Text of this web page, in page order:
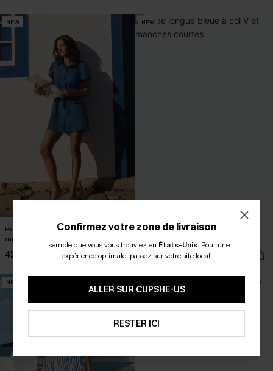
NEW
Robe courte bleue à col chemise et
manches courtes
43,00 €
NEW
Robe longue bleue à col V et
43,00 €
NEW
Confirmez votre zone de livraison
Il semble que vous vous trouviez en États-Unis. Pour une
expérience optimale, passez sur votre site local.
ALLER SUR CUPSHE-US
RESTER ICI